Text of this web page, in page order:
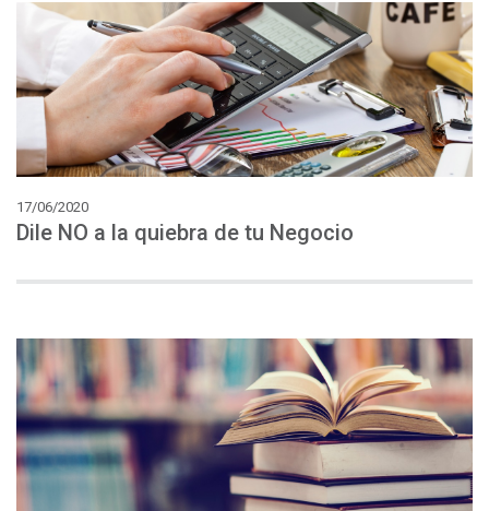
17/06/2020
Dile NO a la quiebra de tu Negocio